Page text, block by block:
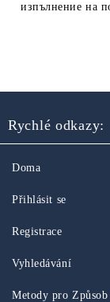
изпълнение на
Rychlé odkazy:
Doma
Přihlásit se
Registrace
Vyhledávání
Metody pro